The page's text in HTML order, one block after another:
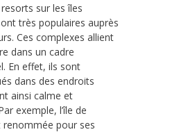
sur les îles
très populaires auprès
Ces complexes allient
dans un cadre
En effet, ils sont
dans des endroits
ainsi calme et
exemple, l’île de
renommée pour ses